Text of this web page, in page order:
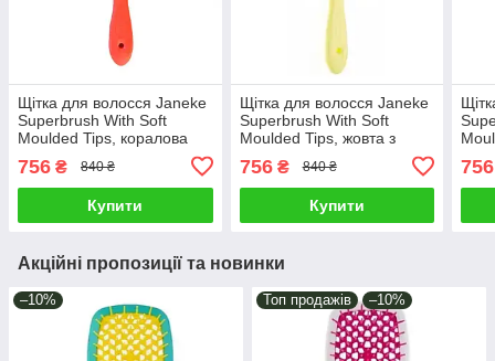
Щітка для волосся Janeke
Superbrush With Soft
Moulded Tips, коралова
756 ₴ 840 ₴
Купити
Щітка для волосся Janeke
Superbrush With Soft
Moulded Tips, жовта з
756₴ 840 ₴
Купити
756
Акційні пропозиції та новинки
–10% Топ продажів –10%